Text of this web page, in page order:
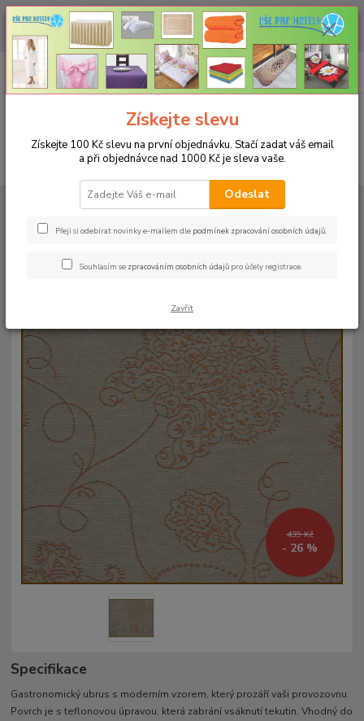
CHCETE NAKOUPIT VĚTŠÍ MNOŽSTVÍ NAŠICH PRODUKTŮ ZA LEPŠÍ
CENU? Klikněte ZDE
CZK
+420 773 794 023
Pondělí-pátek 9-16 hodin
0ks
za0 Kč
UBRUSY
Slavnostní ubrusy Magnolia s vodoodpudivou úpravou
Ubrus magnolia 120x160cm -
béžový
439 Kč
- 26 %
Specifikace
Gastronomický ubrus s moderním vzorem, který prozáří vaši provozovnu.
Povrch je s teflonovou úpravou, která zabrání vsáknutí tekutin. Vhodný do
Získejte slevu
Získejte 100 Kč slevu na první objednávku. Stačí zadat váš email
a při objednávce nad 1000 Kč je sleva vaše.
Odeslat
Přeji si odebírat novinky e-mailem dle podmínek zpracování osobních údajů.
Souhlasím se zpracováním osobních údajů pro účely registrace.
Zavřít